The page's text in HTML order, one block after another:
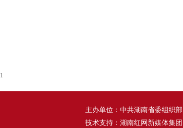
1
主办单位：中共湖南省委组织部
技术支持：湖南红网新媒体集团